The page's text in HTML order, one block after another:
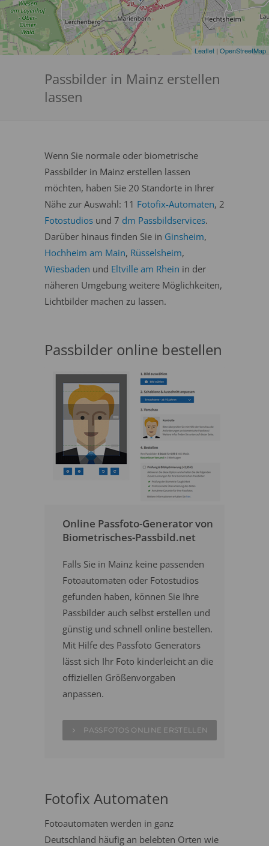
Leaflet | OpenStreetMap
Passbilder in Mainz erstellen
lassen
Wenn Sie normale oder biometrische
Passbilder in Mainz erstellen lassen
möchten, haben Sie 20 Standorte in Ihrer
Nähe zur Auswahl: 11 Fotofix-Automaten, 2
Fotostudios und 7 dm Passbildservices.
Darüber hinaus finden Sie in Ginsheim,
Hochheim am Main, Rüsselsheim,
Wiesbaden und Eltville am Rhein in der
näheren Umgebung weitere Möglichkeiten,
Lichtbilder machen zu lassen.
Passbilder online bestellen
Online Passfoto-Generator von
Biometrisches-Passbild.net
Falls Sie in Mainz keine passenden
Fotoautomaten oder Fotostudios
gefunden haben, können Sie Ihre
Passbilder auch selbst erstellen und
günstig und schnell online bestellen.
Mit Hilfe des Passfoto Generators
lässt sich Ihr Foto kinderleicht an die
offiziellen Größenvorgaben
anpassen.
PASSFOTOS ONLINE ERSTELLEN
Fotofix Automaten
Fotoautomaten werden in ganz
Deutschland häufig an belebten Orten wie